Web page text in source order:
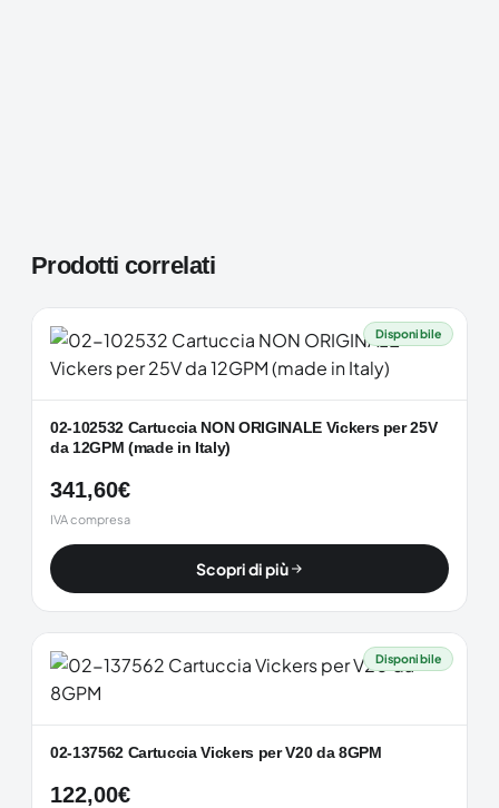
Prodotti correlati
Disponibile
02-102532 Cartuccia NON ORIGINALE Vickers per 25V
da 12GPM (made in Italy)
341,60€
IVA compresa
Scopri di più
Disponibile
02-137562 Cartuccia Vickers per V20 da 8GPM
122,00€